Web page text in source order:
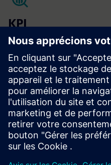
KPI
Rétention des employés
Satisfaction des occupants
Dépenses d'exploitation